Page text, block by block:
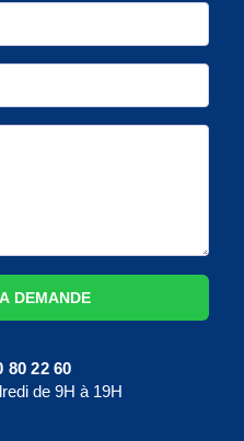
DEMANDE
80 22 60
de 9H à 19H